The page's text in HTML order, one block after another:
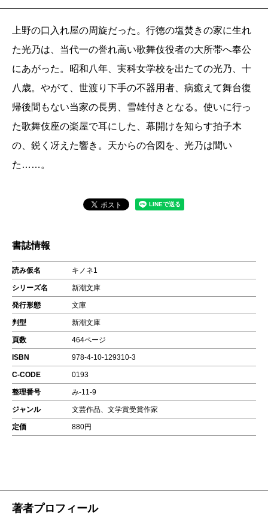
上野の口入れ屋の周旋だった。行徳の塩焚きの家に生れ
た光乃は、当代一の誉れ高い歌舞伎役者の大所帯へ奉公
にあがった。昭和八年、実科女学校を出たての光乃、十
八歳。やがて、世渡り下手の不器用者、病癒えて舞台復
帰後間もない当家の長男、雪雄付きとなる。使いに行っ
た歌舞伎座の楽屋で耳にした、幕開けを知らす拍子木
の、鋭く冴えた響き。天からの合図を、光乃は聞い
た……。
書誌情報
読み仮名 キノネ1
シリーズ名 新潮文庫
発行形態 文庫
判型 新潮文庫
頁数 464ページ
ISBN 978-4-10-129310-3
C-CODE 0193
整理番号 み-11-9
ジャンル 文芸作品、文学賞受賞作家
定価 880円
著者プロフィール